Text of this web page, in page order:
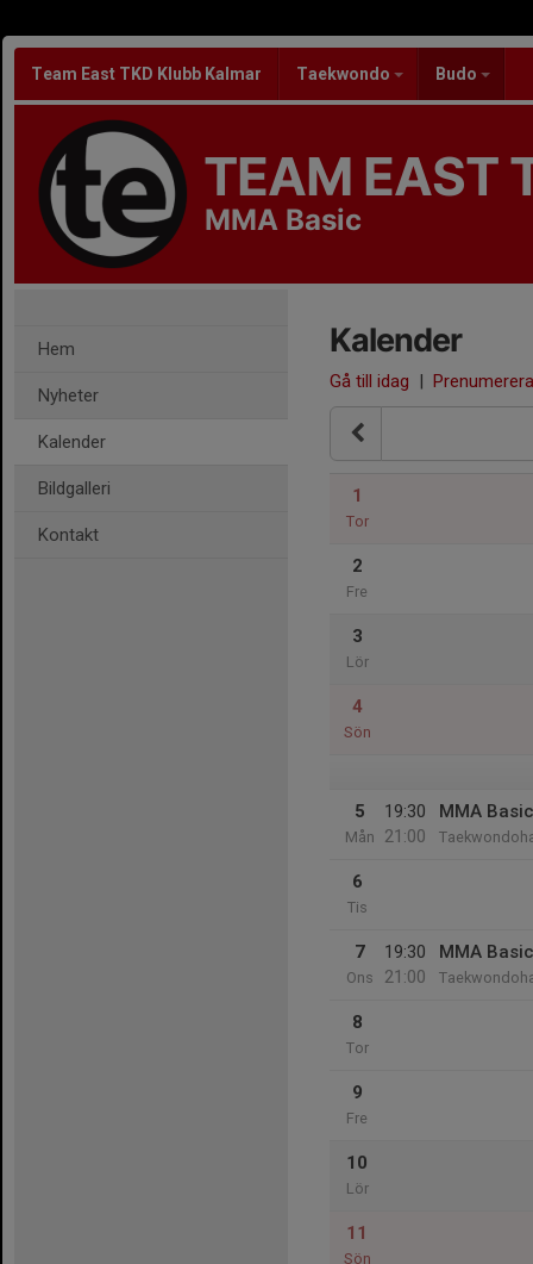
Team East TKD Klubb Kalmar Taekwondo Budo
TEAM EAST
MMA Basic
Hem
Nyheter
Kalender
Bildgalleri
Kontakt
Kalender
Gå till idag | Prenumerera
1
Tor
2
Fre
3
Lör
4
Sön
5
Mån
19:30
21:00
MMA Basic
6
Tis
7
Ons
19:30
21:00
MMA Basic
8
Tor
9
Fre
10
Lör
11
Sön